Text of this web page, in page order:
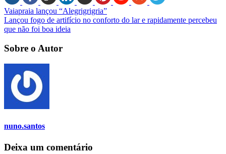
Vaiapraia lançou “Alegrigrigria”
Lançou fogo de artifício no conforto do lar e rapidamente percebeu
que não foi boa ideia
Sobre o Autor
nuno.santos
Deixa um comentário